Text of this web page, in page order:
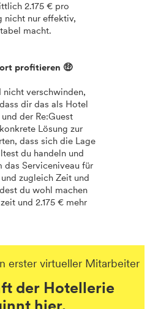
2.175 € pro
nicht nur effektiv,
macht.
profitieren 🤑
nicht verschwinden,
dir das als Hotel
der Re:Guest
Lösung zur
dass sich die Lage
du handeln und
das Serviceniveau für
zugleich Zeit und
du wohl machen
und 2.175 € mehr
erster virtueller Mitarbeiter
der Hotellerie
hier.